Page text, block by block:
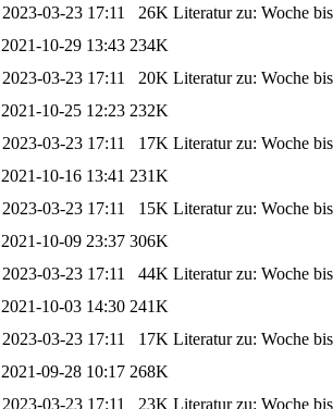
2023-03-23 17:11 26K Literatur zu: Woche
2021-10-29 13:43 234K
2023-03-23 17:11 20K Literatur zu: Woche
2021-10-25 12:23 232K
2023-03-23 17:11 17K Literatur zu: Woche
2021-10-16 13:41 231K
2023-03-23 17:11 15K Literatur zu: Woche
2021-10-09 23:37 306K
2023-03-23 17:11 44K Literatur zu: Woche
2021-10-03 14:30 241K
2023-03-23 17:11 17K Literatur zu: Woche
2021-09-28 10:17 268K
2023-03-23 17:11 23K Literatur zu: Woche